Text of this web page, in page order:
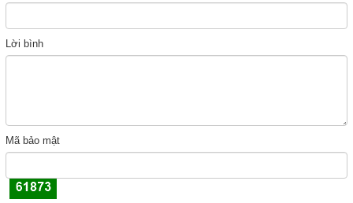
Lời bình
Mã bảo mật